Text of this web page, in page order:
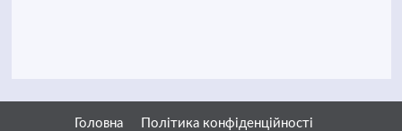
Головна
Політика конфіденційності